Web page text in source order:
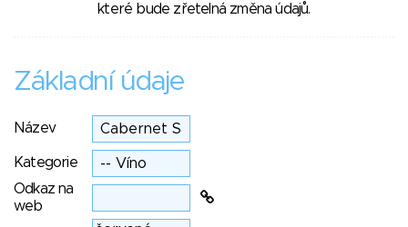
které bude zřetelná změna údajů.
Základní údaje
Název
Kategorie
Odkaz na
web